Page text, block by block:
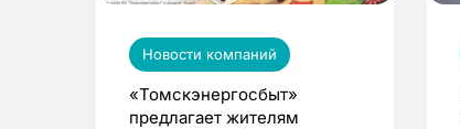
Новости компаний
«Томскэнергосбыт»
предлагает жителям